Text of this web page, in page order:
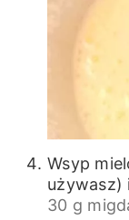
Wsyp
używasz)
30 g